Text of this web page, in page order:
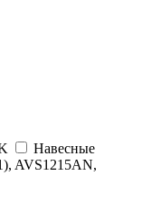
Навесные
AVS1215AN,